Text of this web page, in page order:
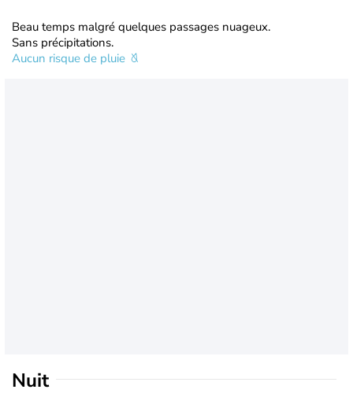
Beau temps malgré quelques passages nuageux.
Sans précipitations.
Aucun risque de pluie
Nuit